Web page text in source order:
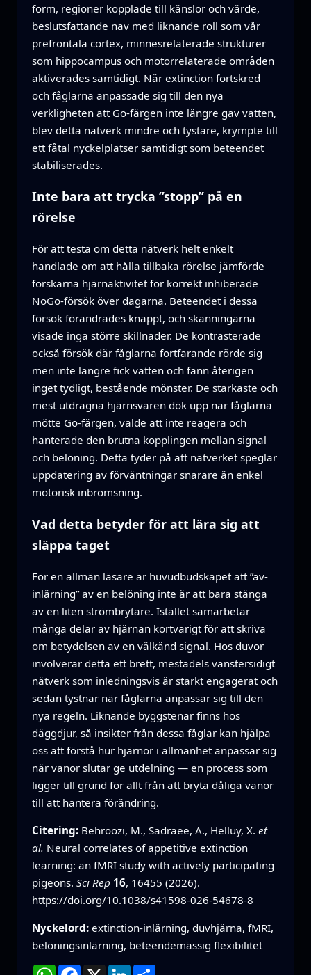
form, regioner kopplade till känslor och värde,
beslutsfattande nav med liknande roll som vår
prefrontala cortex, minnesrelaterade strukturer
som hippocampus och motorrelaterade områden
aktiverades samtidigt. När extinction fortskred
och fåglarna anpassade sig till den nya
verkligheten att Go-färgen inte längre gav vatten,
blev detta nätverk mindre och tystare, krympte till
ett fåtal nyckelplatser samtidigt som beteendet
stabiliserades.
Inte bara att trycka ”stopp” på en
rörelse
För att testa om detta nätverk helt enkelt
handlade om att hålla tillbaka rörelse jämförde
forskarna hjärnaktivitet för korrekt inhiberade
NoGo-försök över dagarna. Beteendet i dessa
försök förändrades knappt, och skanningarna
visade inga större skillnader. De kontrasterade
också försök där fåglarna fortfarande rörde sig
men inte längre fick vatten och fann återigen
inget tydligt, bestående mönster. De starkaste och
mest utdragna hjärnsvaren dök upp när fåglarna
mötte Go-färgen, valde att inte reagera och
hanterade den brutna kopplingen mellan signal
och belöning. Detta tyder på att nätverket speglar
uppdatering av förväntningar snarare än enkel
motorisk inbromsning.
Vad detta betyder för att lära sig att
släppa taget
För en allmän läsare är huvudbudskapet att ”av-
inlärning” av en belöning inte är att bara stänga
av en liten strömbrytare. Istället samarbetar
många delar av hjärnan kortvarigt för att skriva
om betydelsen av en välkänd signal. Hos duvor
involverar detta ett brett, mestadels vänstersidigt
nätverk som inledningsvis är starkt engagerat och
sedan tystnar när fåglarna anpassar sig till den
nya regeln. Liknande byggstenar finns hos
däggdjur, så insikter från dessa fåglar kan hjälpa
oss att förstå hur hjärnor i allmänhet anpassar sig
när vanor slutar ge utdelning — en process som
ligger till grund för allt från att bryta dåliga vanor
till att hantera förändring.
Citering: Behroozi, M., Sadraee, A., Helluy, X. et
al. Neural correlates of appetitive extinction
learning: an fMRI study with actively participating
pigeons. Sci Rep 16, 16455 (2026).
https://doi.org/10.1038/s41598-026-54678-8
Nyckelord: extinction-inlärning, duvhjärna, fMRI,
belöningsinlärning, beteendemässig flexibilitet
WhatsApp
Facebook
X LinkedIn
Dela